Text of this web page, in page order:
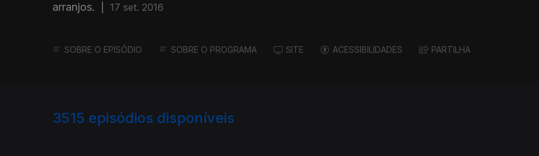
arranjos.
17 set. 2016
SOBRE O EPISÓDIO SOBRE O PROGRAMA SITE ACESSIBILIDADES PARTILHA
3515 episódios disponíveis